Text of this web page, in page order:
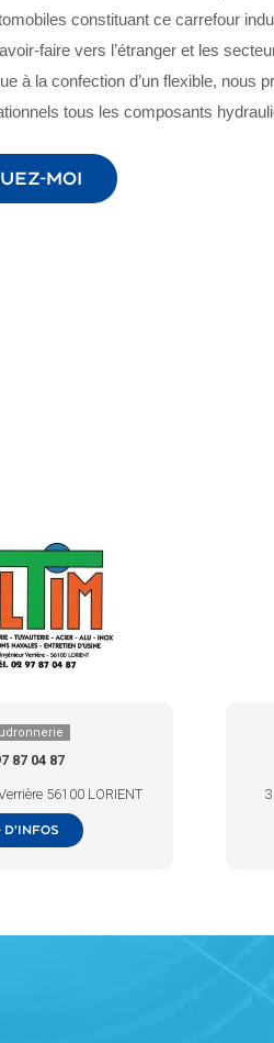
constituant ce carrefour
faire vers l’étranger et les
à la confection d’un flexible, nous
tous les composants
moi
87 04 87
56100 LORIENT
d’infos